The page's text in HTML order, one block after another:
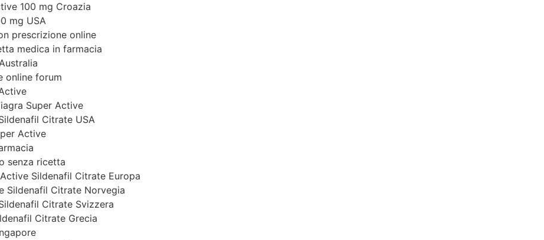
100 mg Croazia
mg USA
prescrizione online
medica in farmacia
online forum
Super Active
Citrate USA
Active
senza ricetta
Sildenafil Citrate Europa
Sildenafil Citrate Norvegia
Citrate Svizzera
Citrate Grecia